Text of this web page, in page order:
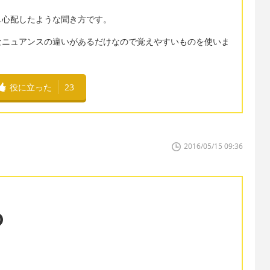
配したような聞き方です。
ュアンスの違いがあるだけなので覚えやすいものを使いま
役に立った 23
2016/05/15 09:36